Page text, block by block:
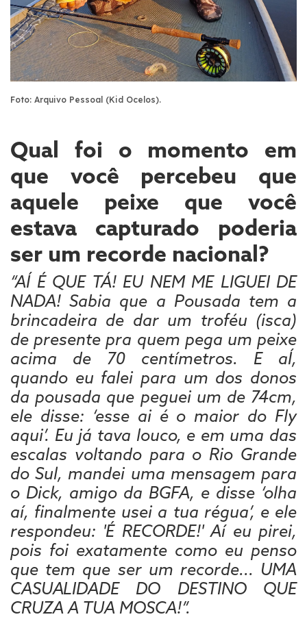
Foto: Arquivo Pessoal (Kid Ocelos).
Qual foi o momento em
que você percebeu que
aquele peixe que você
estava capturado poderia
ser um recorde nacional?
“AÍ É QUE TÁ! EU NEM ME LIGUEI DE
NADA! Sabia que a Pousada tem a
brincadeira de dar um troféu (isca)
de presente pra quem pega um peixe
acima de 70 centímetros. E aÍ,
quando eu falei para um dos donos
da pousada que peguei um de 74cm,
ele disse: ‘esse ai é o maior do Fly
aqui’. Eu já tava louco, e em uma das
escalas voltando para o Rio Grande
do Sul, mandei uma mensagem para
o Dick, amigo da BGFA, e disse ‘olha
aí, finalmente usei a tua régua’, e ele
respondeu: 'É RECORDE!' Aí eu pirei,
pois foi exatamente como eu penso
que tem que ser um recorde... UMA
CASUALIDADE DO DESTINO QUE
CRUZA A TUA MOSCA!”.